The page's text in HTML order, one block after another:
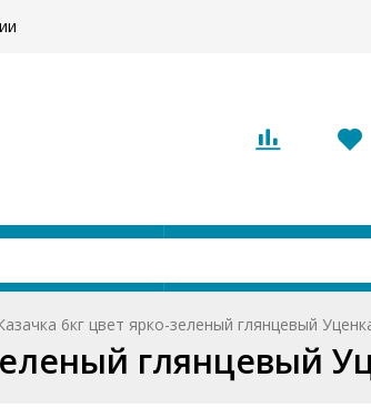
6кг цвет ярко-зеленый глянцевый
глянцевый